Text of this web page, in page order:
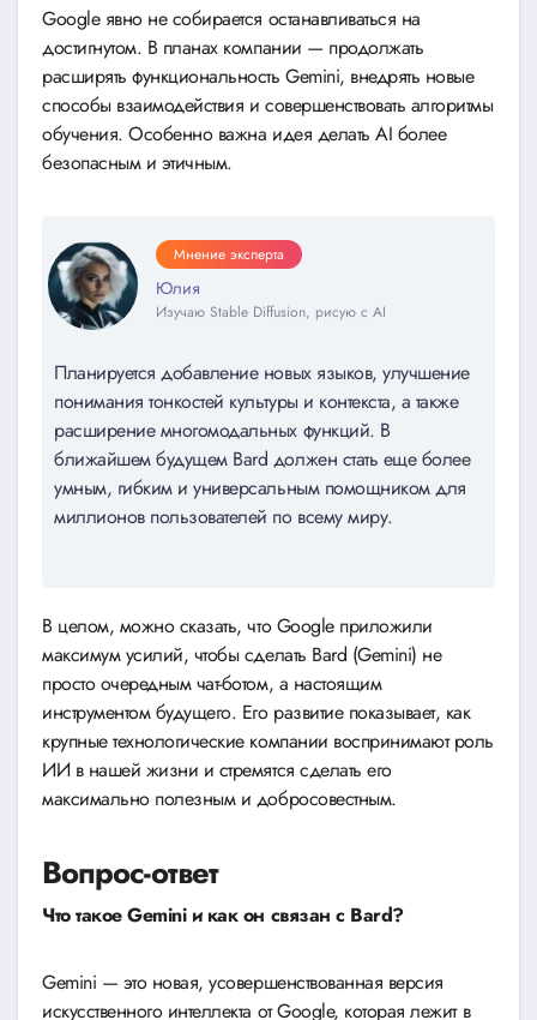
Google явно не собирается останавливаться на
достигнутом. В планах компании — продолжать
расширять функциональность Gemini, внедрять новые
способы взаимодействия и совершенствовать алгоритмы
обучения. Особенно важна идея делать AI более
безопасным и этичным.
Мнение эксперта
Юлия
Изучаю Stable Diffusion, рисую с AI
Планируется добавление новых языков, улучшение
понимания тонкостей культуры и контекста, а также
расширение многомодальных функций. В
ближайшем будущем Bard должен стать еще более
умным, гибким и универсальным помощником для
миллионов пользователей по всему миру.
В целом, можно сказать, что Google приложили
максимум усилий, чтобы сделать Bard (Gemini) не
просто очередным чат-ботом, а настоящим
инструментом будущего. Его развитие показывает, как
крупные технологические компании воспринимают роль
ИИ в нашей жизни и стремятся сделать его
максимально полезным и добросовестным.
Вопрос-ответ
Что такое Gemini и как он связан с Bard?
Gemini — это новая, усовершенствованная версия
искусственного интеллекта от Google, которая лежит в